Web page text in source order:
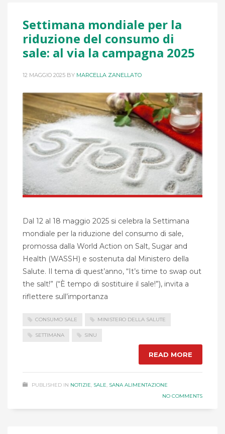
Settimana mondiale per la
riduzione del consumo di
sale: al via la campagna 2025
12 MAGGIO 2025 BY MARCELLA ZANELLATO
Dal 12 al 18 maggio 2025 si celebra la Settimana
mondiale per la riduzione del consumo di sale,
promossa dalla World Action on Salt, Sugar and
Health (WASSH) e sostenuta dal Ministero della
Salute. Il tema di quest’anno, “It’s time to swap out
the salt!” (“È tempo di sostituire il sale!”), invita a
riflettere sull’importanza
CONSUMO SALE MINISTERO DELLA SALUTE
SETTIMANA SINU
READ MORE
PUBLISHED IN NOTIZIE, SALE, SANA ALIMENTAZIONE
NO COMMENTS